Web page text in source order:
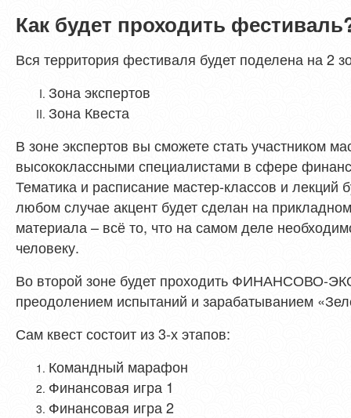
Как будет проходить
Вся территория фестиваля будет поделена на 2
Зона экспертов
Зона Квеста
В зоне экспертов вы сможете стать участником
высококлассными специалистами в сфере
Тематика и расписание мастер-классов и лекций
любом случае акцент будет сделан на
материала – всё то, что на самом деле
человеку.
Во второй зоне будет проходить
преодолением испытаний и зарабатыванием
Сам квест состоит из 3-х этапов:
Командный марафон
Финансовая игра 1
Финансовая игра 2